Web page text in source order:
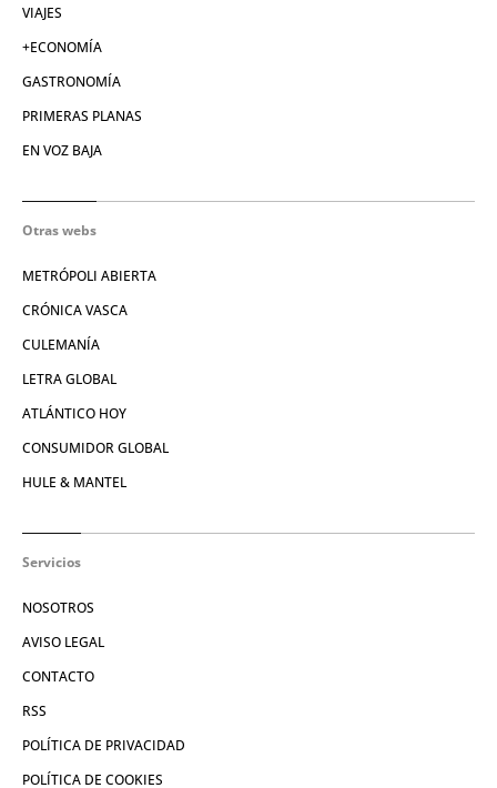
VIAJES
+ECONOMÍA
GASTRONOMÍA
PRIMERAS PLANAS
EN VOZ BAJA
Otras webs
METRÓPOLI ABIERTA
CRÓNICA VASCA
CULEMANÍA
LETRA GLOBAL
ATLÁNTICO HOY
CONSUMIDOR GLOBAL
HULE & MANTEL
Servicios
NOSOTROS
AVISO LEGAL
CONTACTO
RSS
POLÍTICA DE PRIVACIDAD
POLÍTICA DE COOKIES